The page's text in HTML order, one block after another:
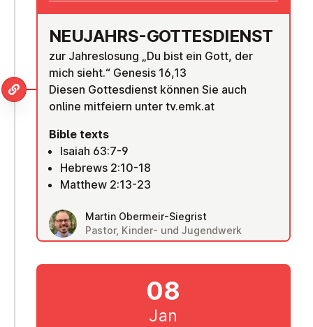
NEUJAHRS-GOTTES­DI­ENST
zur Jahreslosung „Du bist ein Gott, der
mich sieht.“ Genesis 16,13
Diesen Gottesdienst können Sie auch
online mitfeiern unter tv.emk.at
Bible texts
Isaiah 63:7-9
Hebrews 2:10-18
Matthew 2:13-23
Martin Obermeir-Siegrist
Pastor, Kinder- und Jugendwerk
08
Jan